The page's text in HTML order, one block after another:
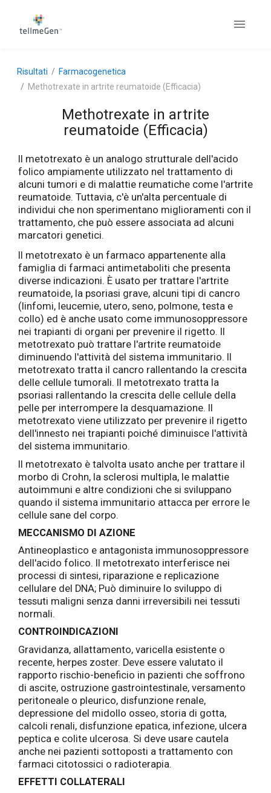
Risultati
Farmacogenetica
Methotrexate in artrite reumatoide (Efficacia)
Methotrexate in artrite
reumatoide (Efficacia)
Il metotrexato è un analogo strutturale dell'acido
folico ampiamente utilizzato nel trattamento di
alcuni tumori e di malattie reumatiche come l'artrite
reumatoide. Tuttavia, c'è un'alta percentuale di
individui che non sperimentano miglioramenti con il
trattamento, che può essere associata ad alcuni
marcatori genetici.
Il metotrexato è un farmaco appartenente alla
famiglia di farmaci antimetaboliti che presenta
diverse indicazioni. È usato per trattare l'artrite
reumatoide, la psoriasi grave, alcuni tipi di cancro
(linfomi, leucemie, utero, seno, polmone, testa e
collo) ed è anche usato come immunosoppressore
nei trapianti di organi per prevenire il rigetto. Il
metotrexato può trattare l'artrite reumatoide
diminuendo l'attività del sistema immunitario. Il
metotrexato tratta il cancro rallentando la crescita
delle cellule tumorali. Il metotrexato tratta la
psoriasi rallentando la crescita delle cellule della
pelle per interrompere la desquamazione. Il
metotrexato viene utilizzato per prevenire il rigetto
dell'innesto nei trapianti poiché diminuisce l'attività
del sistema immunitario.
Il metotrexato è talvolta usato anche per trattare il
morbo di Crohn, la sclerosi multipla, le malattie
autoimmuni e altre condizioni che si sviluppano
quando il sistema immunitario attacca per errore le
cellule sane del corpo.
MECCANISMO DI AZIONE
Antineoplastico e antagonista immunosoppressore
dell'acido folico. Il metotrexato interferisce nei
processi di sintesi, riparazione e replicazione
cellulare del DNA; Può diminuire lo sviluppo di
tessuti maligni senza danni irreversibili nei tessuti
normali.
CONTROINDICAZIONI
Gravidanza, allattamento, varicella esistente o
recente, herpes zoster. Deve essere valutato il
rapporto rischio-beneficio in pazienti che soffrono
di ascite, ostruzione gastrointestinale, versamento
peritoneale o pleurico, disfunzione renale,
depressione del midollo osseo, storia di gotta,
calcoli renali, disfunzione epatica, infezione, ulcera
peptica e colite ulcerosa. Si deve usare cautela
anche nei pazienti sottoposti a trattamento con
farmaci citotossici o radioterapia.
EFFETTI COLLATERALI